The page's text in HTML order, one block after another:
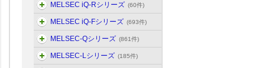
MELSEC iQ-Rシリーズ (60件)
MELSEC iQ-Fシリーズ (693件)
MELSEC-Qシリーズ (861件)
MELSEC-Lシリーズ (185件)